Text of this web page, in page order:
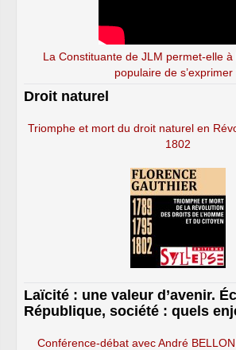
La Constituante de JLM permet-elle
populaire de s’exprimer
Droit naturel
Triomphe et mort du droit naturel en
1802
Laïcité : une valeur d’avenir.
République, société : quels
Conférence-débat avec André